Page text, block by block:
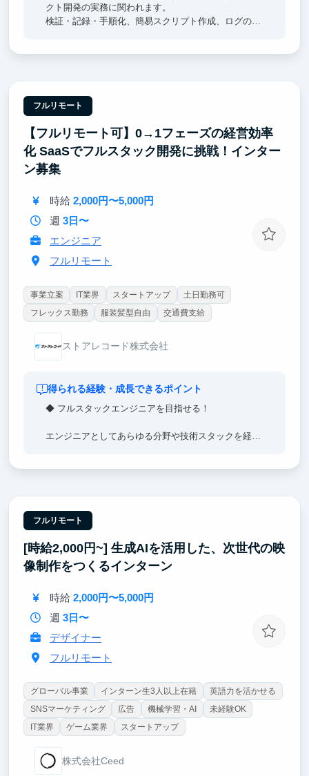
クト開発の実務に関われます。
検証・記録・手順化、簡易スクリプト作成、ログの一
フルリモート
【フルリモート可】0→1フェーズの経営効率
化 SaaSでフルスタック開発に挑戦！インター
ン募集
時給 2,000円〜5,000円
週 3日〜
エンジニア
フルリモート
事業立案 IT業界 スタートアップ
土日勤務可
フレックス勤務
服装髪型自由 交通費支給
ストアレコード株式会社
得られる経験・成長できるポイント
◆ フルスタックエンジニアを目指せる！
エンジニアとしてあらゆる分野や技術スタックを経験
リースし、これから本格的に市場にさせていくフェー
ズです。スクラッチで実装しながらプロダクト開発の
流れを0から学べるため、エンジニアとして貴重な経
験を積むことができます。
フルリモート
[時給2,000円~] 生成AIを活用した、次世代の映
像制作をつくるインターン
時給 2,000円〜5,000円
週 3日〜
デザイナー
フルリモート
グローバル事業 インターン生3人以上在籍
英語力を活かせる
SNSマーケティング
広告 機械学習・AI
未経験OK
IT業界
ゲーム業界 スタートアップ
株式会社Ceed